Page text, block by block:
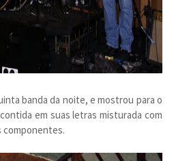
banda da noite, e mostrou para o
em suas letras misturada com